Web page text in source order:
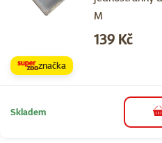
M
Cena
139 Kč
značka
Skladem